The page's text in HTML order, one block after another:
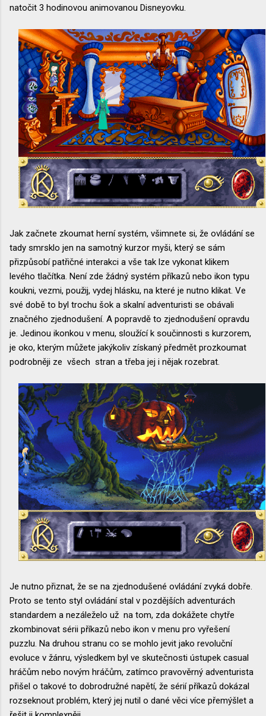
natočit 3 hodinovou animovanou Disneyovku.
Jak začnete zkoumat herní systém, všimnete si, že ovládání se
tady smrsklo jen na samotný kurzor myši, který se sám
přizpůsobí patřičné interakci a vše tak lze vykonat klikem
levého tlačítka. Není zde žádný systém příkazů nebo ikon typu
koukni, vezmi, použij, vydej hlásku, na které je nutno klikat. Ve
své době to byl trochu šok a skalní adventuristi se obávali
značného zjednodušení. A popravdě to zjednodušení opravdu
je. Jedinou ikonkou v menu, sloužící k součinnosti s kurzorem,
je oko, kterým můžete jakýkoliv získaný předmět prozkoumat
podrobněji ze všech stran a třeba jej i nějak rozebrat.
Je nutno přiznat, že se na zjednodušené ovládání zvyká dobře.
Proto se tento styl ovládání stal v pozdějších adventurách
standardem a nezáleželo už na tom, zda dokážete chytře
zkombinovat sérii příkazů nebo ikon v menu pro vyřešení
puzzlu. Na druhou stranu co se mohlo jevit jako revoluční
evoluce v žánru, výsledkem byl ve skutečnosti ústupek casual
hráčům nebo novým hráčům, zatímco pravověrný adventurista
přišel o takové to dobrodružné napětí, že sérií příkazů dokázal
rozseknout problém, který jej nutil o dané věci více přemýšlet a